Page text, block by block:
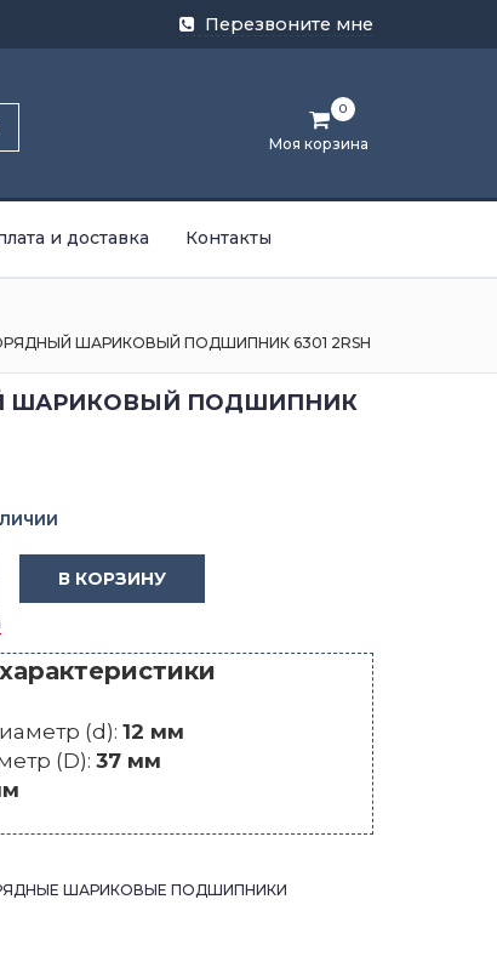
Перезвоните мне
Моя корзина
0
и доставка Контакты
ШАРИКОВЫЙ ПОДШИПНИК 6301 2RSH
ШАРИКОВЫЙ ПОДШИПНИК
В КОРЗИНУ
(d): 12 мм
(D): 37 мм
ШАРИКОВЫЕ ПОДШИПНИКИ